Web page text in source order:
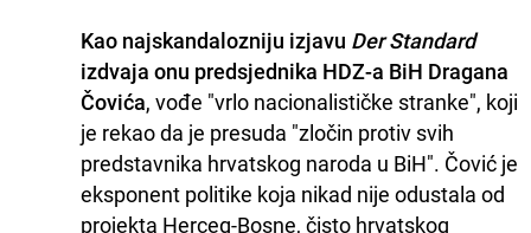
Kao najskandalozniju izjavu Der Standard
izdvaja onu predsjednika HDZ-a BiH Dragana
Čovića, vođe "vrlo nacionalističke stranke", koji
je rekao da je presuda "zločin protiv svih
predstavnika hrvatskog naroda u BiH". Čović je
eksponent politike koja nikad nije odustala od
projekta Herceg-Bosne, čisto hrvatskog